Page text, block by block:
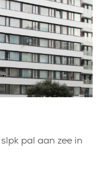
pal aan zee in